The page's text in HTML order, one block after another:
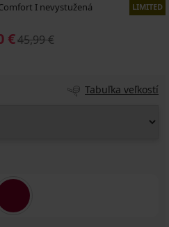
LIMITED
€45,99 €
Tabuľka veľkostí